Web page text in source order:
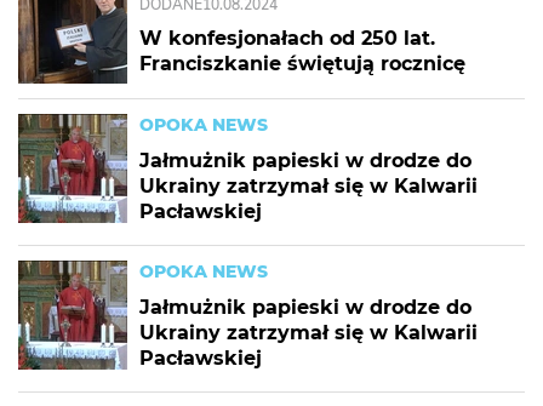
DODANE10.08.2024
W konfesjonałach od 250 lat.
Franciszkanie świętują rocznicę
OPOKA NEWS
Jałmużnik papieski w drodze do
Ukrainy zatrzymał się w Kalwarii
Pacławskiej
OPOKA NEWS
Jałmużnik papieski w drodze do
Ukrainy zatrzymał się w Kalwarii
Pacławskiej